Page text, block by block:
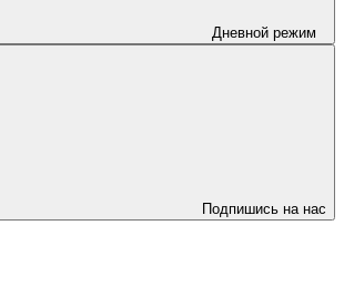
Дневной режим
Подпишись на нас